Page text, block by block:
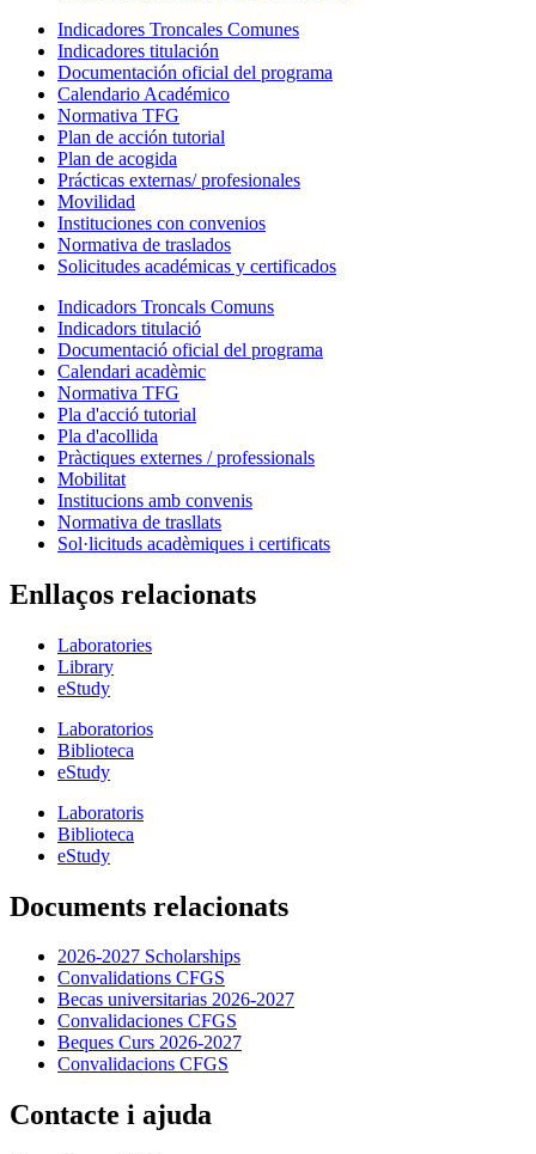
Indicadores Troncales Comunes
Indicadores titulación
Documentación oficial del programa
Calendario Académico
Normativa TFG
Plan de acción tutorial
Plan de acogida
Prácticas externas/ profesionales
Movilidad
Instituciones con convenios
Normativa de traslados
Solicitudes académicas y certificados
Indicadors Troncals Comuns
Indicadors titulació
Documentació oficial del programa
Calendari acadèmic
Normativa TFG
Pla d'acció tutorial
Pla d'acollida
Pràctiques externes / professionals
Mobilitat
Institucions amb convenis
Normativa de trasllats
Sol·licituds acadèmiques i certificats
Enllaços relacionats
Laboratories
Library
eStudy
Laboratorios
Biblioteca
eStudy
Laboratoris
Biblioteca
eStudy
Documents relacionats
2026-2027 Scholarships
Convalidations CFGS
Becas universitarias 2026-2027
Convalidaciones CFGS
Beques Curs 2026-2027
Convalidacions CFGS
Contacte i ajuda